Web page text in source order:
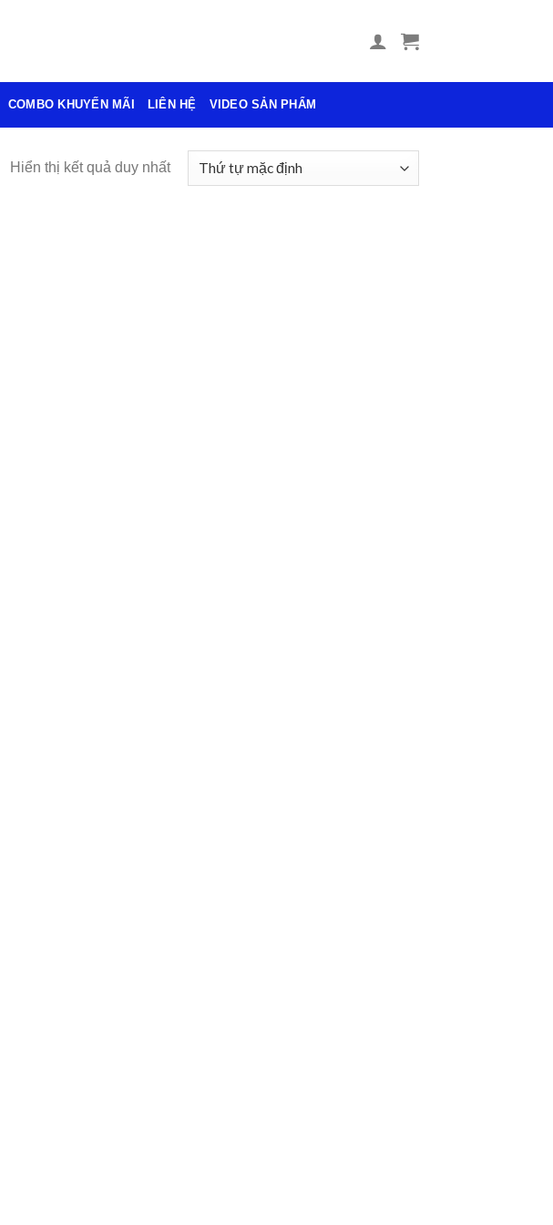
COMBO KHUYẾN MÃI LIÊN HỆ VIDEO SẢN PHẨM
Hiển thị kết quả duy nhất